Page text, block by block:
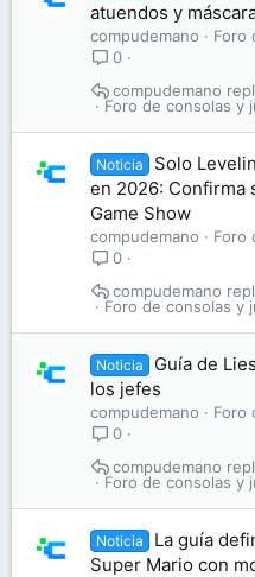
atuendos y
compudemano
Foro
0
Foro de consolas y
compudemano
Noticia
Solo
en 2026: Confirma
Game Show
compudemano
Foro
0
Foro de consolas y
compudemano
Noticia
Guía de
los jefes
compudemano
Foro
0
Foro de consolas y
compudemano
Noticia
La guía
Super Mario con